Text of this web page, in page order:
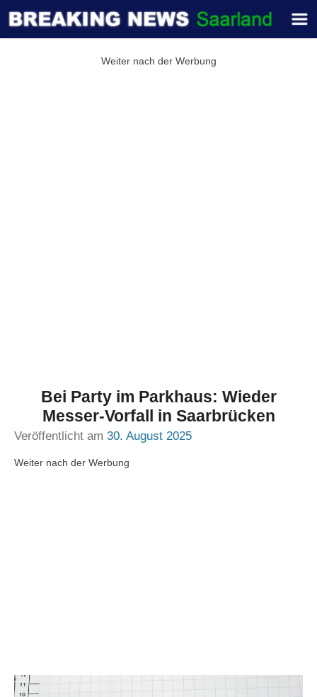
Weiter nach der Werbung
Bei Party im Parkhaus: Wieder
Messer-Vorfall in Saarbrücken
Veröffentlicht am 30. August 2025
Weiter nach der Werbung